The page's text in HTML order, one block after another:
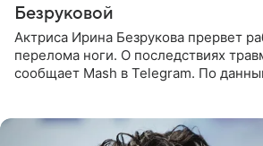
Безруковой
Актриса Ирина Безрукова прервет
перелома ноги. О последствиях
сообщает Mash в Telegram. По